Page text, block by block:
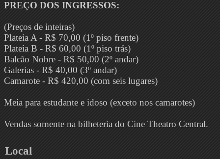
PREÇO DOS INGRESSOS:
(Preços de inteiras)
Plateia A - R$ 70,00 (1º piso frente)
Plateia B - R$ 60,00 (1º piso trás)
Balcão Nobre - R$ 50,00 (2º andar)
Galerias - R$ 40,00 (3º andar)
Camarote - R$ 420,00 (com seis lugares)
Meia para estudante e idoso (exceto nos camarotes)
Vendas somente na bilheteria do Cine Theatro Central.
Local